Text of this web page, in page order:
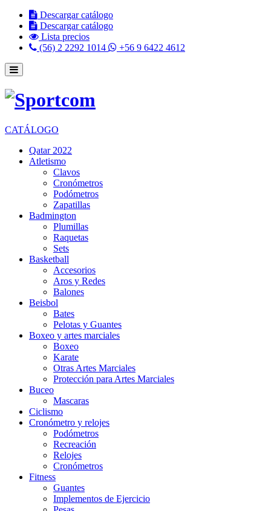
Descargar catálogo
Descargar catálogo
Lista precios
(56) 2 2292 1014
+56 9 6422 4612
CATÁLOGO
Qatar 2022
Atletismo
Clavos
Cronómetros
Podómetros
Zapatillas
Badmington
Plumillas
Raquetas
Sets
Basketball
Accesorios
Aros y Redes
Balones
Beisbol
Bates
Pelotas y Guantes
Boxeo y artes marciales
Boxeo
Karate
Otras Artes Marciales
Protección para Artes Marciales
Buceo
Mascaras
Ciclismo
Cronómetro y relojes
Podómetros
Recreación
Relojes
Cronómetros
Fitness
Guantes
Implementos de Ejercicio